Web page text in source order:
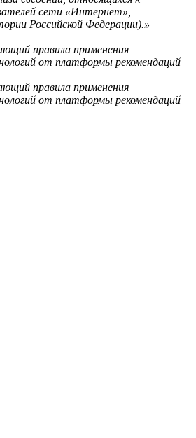
сети «Интернет»,
Российской Федерации).»
правила применения
от платформы рекомендаций
правила применения
от платформы рекомендаций